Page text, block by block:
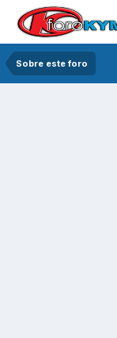
Sobre este foro